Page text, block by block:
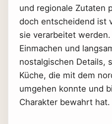
und regionale Zutaten
doch entscheidend ist
sie verarbeitet werden.
Einmachen und
nostalgischen Details,
Küche, die mit dem
umgehen konnte und
Charakter bewahrt hat.